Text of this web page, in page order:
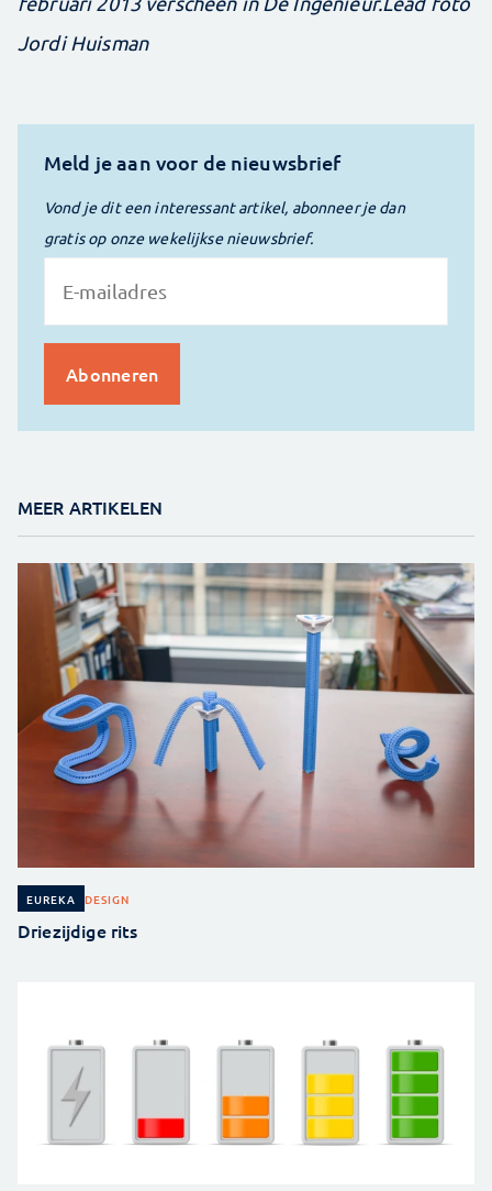
Jordi Huisman
Meld je aan voor de nieuwsbrief
Vond je dit een interessant artikel, abonneer je dan
gratis op onze wekelijkse nieuwsbrief.
MEER ARTIKELEN
EUREKA DESIGN
Driezijdige rits